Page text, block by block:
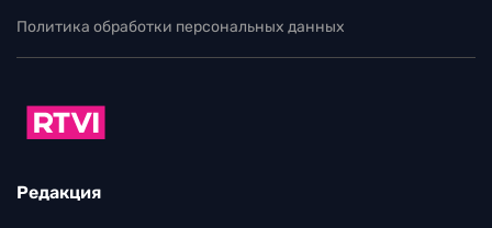
Политика обработки персональных данных
Редакция